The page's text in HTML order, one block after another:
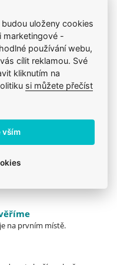
půl hodiny po
přípravek 1× až
konopný olej,
recutita
myrha (myrha),
použití.
přímým
alkohol.
Přípravek
není
4
Mou kočku trápí
na prvním místě.
uloženy cookies
marketingové -
používání webu,
cílit reklamou. Své
kliknutím na
si můžete přečíst
vším